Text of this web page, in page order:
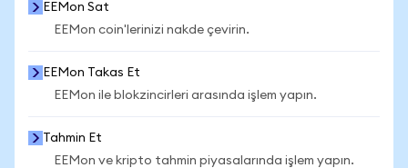
EEMon Sat
EEMon coin'lerinizi nakde çevirin.
EEMon Takas Et
EEMon ile blokzincirleri arasında işlem yapın.
Tahmin Et
EEMon ve kripto tahmin piyasalarında işlem yapın.